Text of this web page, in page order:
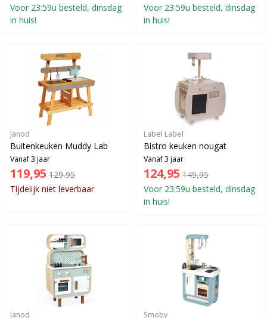
Voor 23:59u besteld, dinsdag
in huis!
Voor 23:59u besteld, dinsdag
in huis!
Janod
Buitenkeuken Muddy Lab
Vanaf 3 jaar
119,95 129,95
Tijdelijk niet leverbaar
Label Label
Bistro keuken nougat
Vanaf 3 jaar
124,95 149,95
Voor 23:59u besteld, dinsdag
in huis!
Janod Smoby